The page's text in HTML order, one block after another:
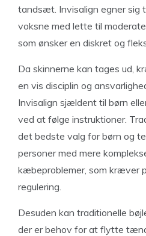
tandsæt. Invisalign egner sig
voksne med lette til
som ønsker en diskret og
Da skinnerne kan tages ud,
en vis disciplin og
Invisalign sjældent til børn
ved at følge instruktioner.
det bedste valg for børn og
personer med mere
kæbeproblemer, som kræver
regulering.
Desuden kan traditionelle
der er behov for at flytte